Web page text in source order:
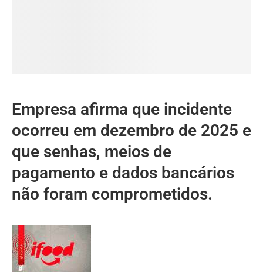
Empresa afirma que incidente
ocorreu em dezembro de 2025 e
que senhas, meios de
pagamento e dados bancários
não foram comprometidos.